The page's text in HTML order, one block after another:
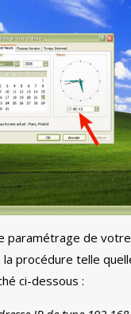
paramétrage de
procédure telle
ci-dessous :